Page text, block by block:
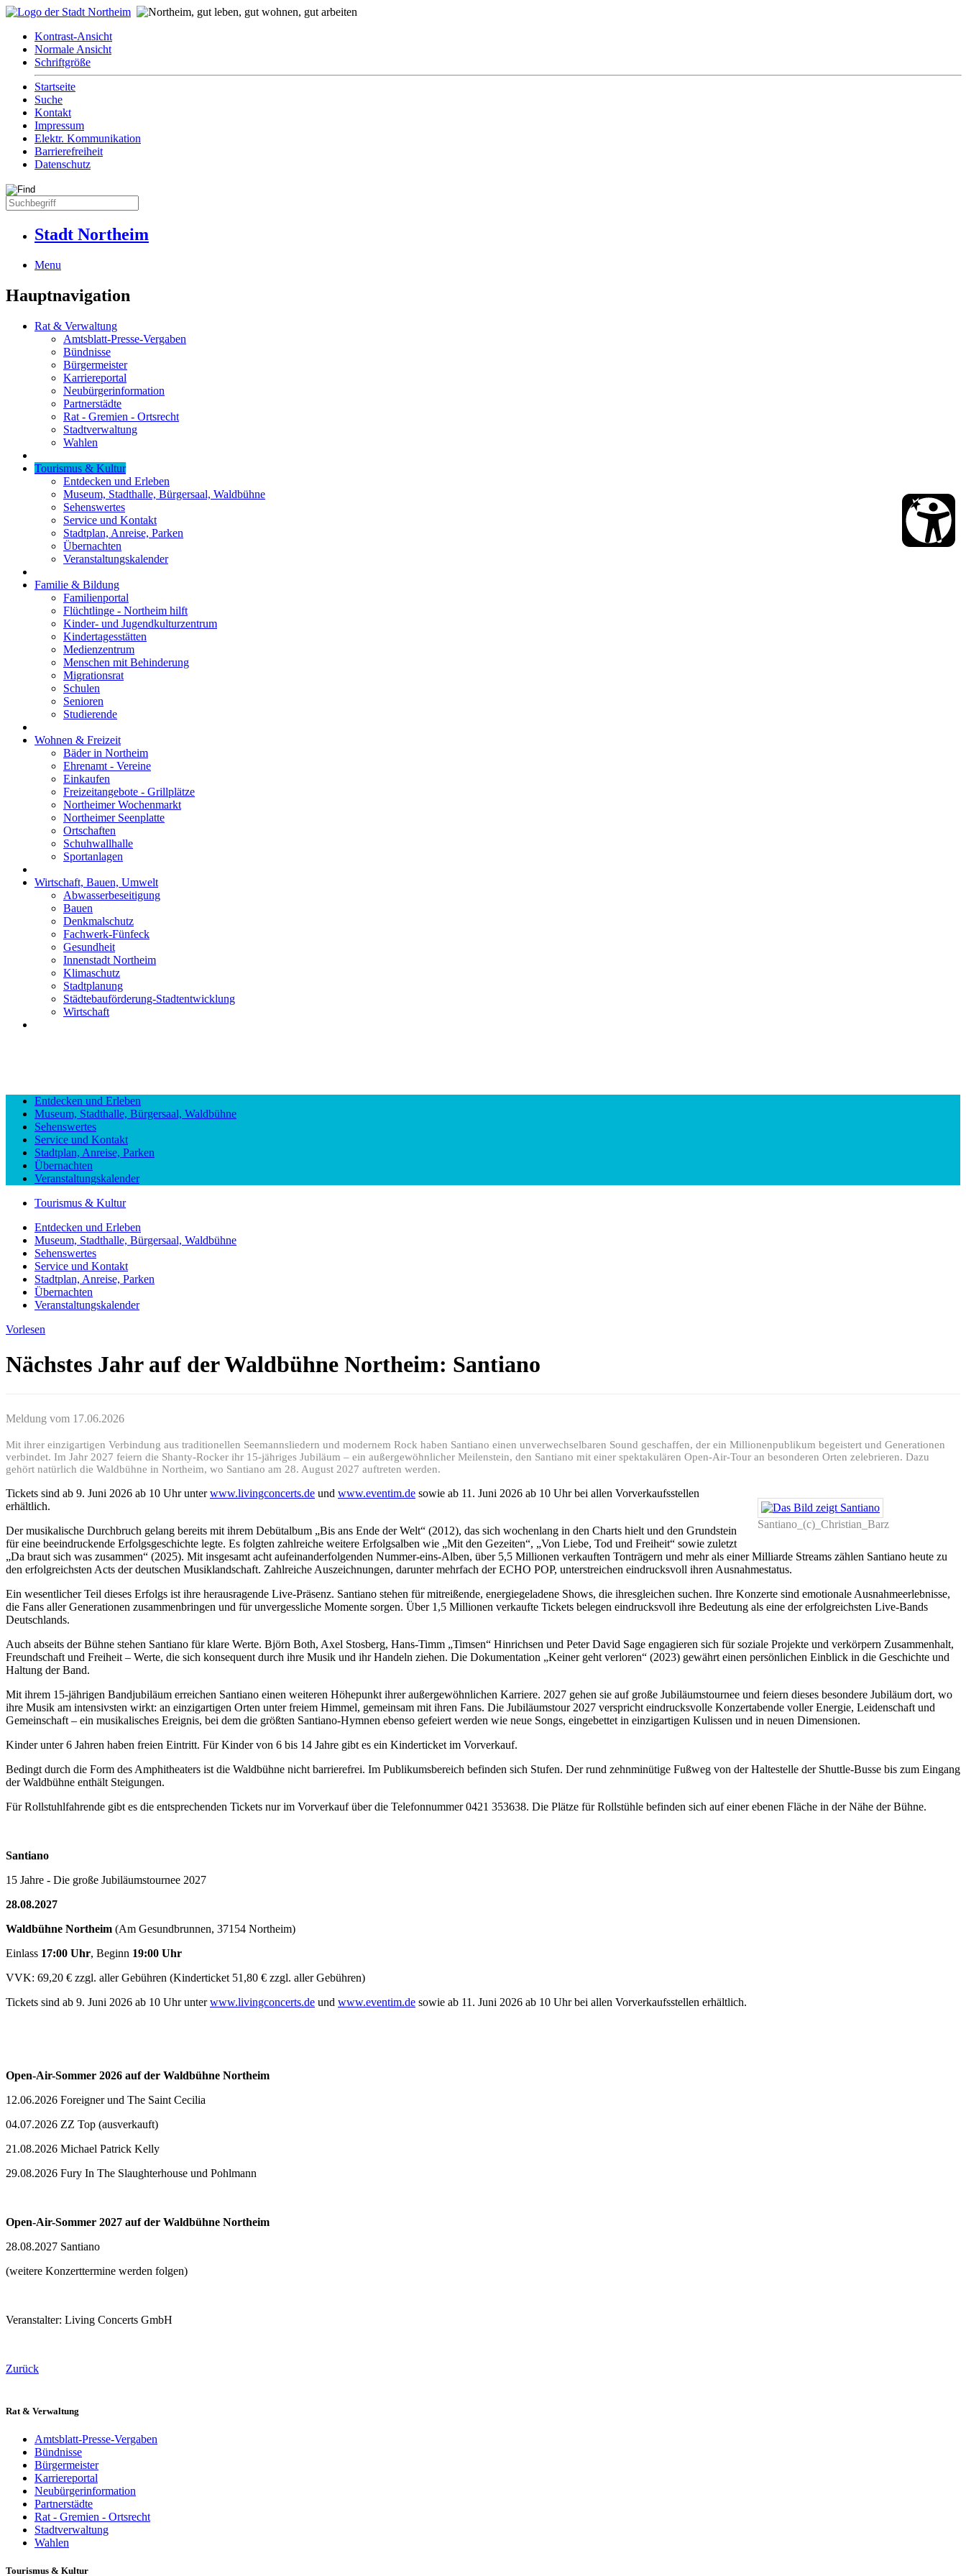
Kontrast-Ansicht
Normale Ansicht
Schriftgröße
Startseite
Suche
Kontakt
Impressum
Elektr. Kommunikation
Barrierefreiheit
Datenschutz
Stadt Northeim
Menu
Hauptnavigation
Rat & Verwaltung
Amtsblatt-Presse-Vergaben
Bündnisse
Bürgermeister
Karriereportal
Neubürgerinformation
Partnerstädte
Rat - Gremien - Ortsrecht
Stadtverwaltung
Wahlen
Tourismus & Kultur
Entdecken und Erleben
Museum, Stadthalle, Bürgersaal, Waldbühne
Sehenswertes
Service und Kontakt
Stadtplan, Anreise, Parken
Übernachten
Veranstaltungskalender
Familie & Bildung
Familienportal
Flüchtlinge - Northeim hilft
Kinder- und Jugendkulturzentrum
Kindertagesstätten
Medienzentrum
Menschen mit Behinderung
Migrationsrat
Schulen
Senioren
Studierende
Wohnen & Freizeit
Bäder in Northeim
Ehrenamt - Vereine
Einkaufen
Freizeitangebote - Grillplätze
Northeimer Wochenmarkt
Northeimer Seenplatte
Ortschaften
Schuhwallhalle
Sportanlagen
Wirtschaft, Bauen, Umwelt
Abwasserbeseitigung
Bauen
Denkmalschutz
Fachwerk-Fünfeck
Gesundheit
Innenstadt Northeim
Klimaschutz
Stadtplanung
Städtebauförderung-Stadtentwicklung
Wirtschaft
Entdecken und Erleben
Museum, Stadthalle, Bürgersaal, Waldbühne
Sehenswertes
Service und Kontakt
Stadtplan, Anreise, Parken
Übernachten
Veranstaltungskalender
Tourismus & Kultur
Entdecken und Erleben
Museum, Stadthalle, Bürgersaal, Waldbühne
Sehenswertes
Service und Kontakt
Stadtplan, Anreise, Parken
Übernachten
Veranstaltungskalender
Vorlesen
Nächstes Jahr auf der Waldbühne Northeim: Santiano
Meldung vom 17.06.2026
Mit ihrer einzigartigen Verbindung aus traditionellen Seemannsliedern und modernem Rock haben Santiano einen unverwechselbaren Sound geschaffen, der ein Millionenpublikum begeistert und Generationen
verbindet. Im Jahr 2027 feiern die Shanty-Rocker ihr 15-jähriges Jubiläum – ein außergewöhnlicher Meilenstein, den Santiano mit einer spektakulären Open-Air-Tour an besonderen Orten zelebrieren. Dazu
gehört natürlich die Waldbühne in Northeim, wo Santiano am 28. August 2027 auftreten werden.
Santiano_(c)_Christian_Barz
Tickets sind ab 9. Juni 2026 ab 10 Uhr unterwww.livingconcerts.de und www.eventim.de sowie ab 11. Juni 2026 ab 10 Uhr bei allen Vorverkaufsstellen
erhältlich.
Der musikalische Durchbruch gelang bereits mit ihrem Debütalbum „Bis ans Ende der Welt“ (2012), das sich wochenlang in den Charts hielt und den Grundstein
für eine beeindruckende Erfolgsgeschichte legte. Es folgten zahlreiche weitere Erfolgsalben wie „Mit den Gezeiten“, „Von Liebe, Tod und Freiheit“ sowie zuletzt
„Da braut sich was zusammen“ (2025). Mit insgesamt acht aufeinanderfolgenden Nummer-eins-Alben, über 5,5 Millionen verkauften Tonträgern und mehr als einer Milliarde Streams zählen Santiano heute zu
den erfolgreichsten Acts der deutschen Musiklandschaft. Zahlreiche Auszeichnungen, darunter mehrfach der ECHO POP, unterstreichen eindrucksvoll ihren Ausnahmestatus.
Ein wesentlicher Teil dieses Erfolgs ist ihre herausragende Live-Präsenz. Santiano stehen für mitreißende, energiegeladene Shows, die ihresgleichen suchen. Ihre Konzerte sind emotionale Ausnahmeerlebnisse,
die Fans aller Generationen zusammenbringen und für unvergessliche Momente sorgen. Über 1,5 Millionen verkaufte Tickets belegen eindrucksvoll ihre Bedeutung als eine der erfolgreichsten Live-Bands
Deutschlands.
Auch abseits der Bühne stehen Santiano für klare Werte. Björn Both, Axel Stosberg, Hans-Timm „Timsen“ Hinrichsen und Peter David Sage engagieren sich für soziale Projekte und verkörpern Zusammenhalt,
Freundschaft und Freiheit – Werte, die sich konsequent durch ihre Musik und ihr Handeln ziehen. Die Dokumentation „Keiner geht verloren“ (2023) gewährt einen persönlichen Einblick in die Geschichte und
Haltung der Band.
Mit ihrem 15-jährigen Bandjubiläum erreichen Santiano einen weiteren Höhepunkt ihrer außergewöhnlichen Karriere. 2027 gehen sie auf große Jubiläumstournee und feiern dieses besondere Jubiläum dort, wo
ihre Musik am intensivsten wirkt: an einzigartigen Orten unter freiem Himmel, gemeinsam mit ihren Fans. Die Jubiläumstour 2027 verspricht eindrucksvolle Konzertabende voller Energie, Leidenschaft und
Gemeinschaft – ein musikalisches Ereignis, bei dem die größten Santiano-Hymnen ebenso gefeiert werden wie neue Songs, eingebettet in einzigartigen Kulissen und in neuen Dimensionen.
Kinder unter 6 Jahren haben freien Eintritt. Für Kinder von 6 bis 14 Jahre gibt es ein Kinderticket im Vorverkauf.
Bedingt durch die Form des Amphitheaters ist die Waldbühne nicht barrierefrei. Im Publikumsbereich befinden sich Stufen. Der rund zehnminütige Fußweg von der Haltestelle der Shuttle-Busse bis zum Eingang
der Waldbühne enthält Steigungen.
Für Rollstuhlfahrende gibt es die entsprechenden Tickets nur im Vorverkauf über die Telefonnummer 0421 353638. Die Plätze für Rollstühle befinden sich auf einer ebenen Fläche in der Nähe der Bühne.
Santiano
15 Jahre - Die große Jubiläumstournee 2027
28.08.2027
Waldbühne Northeim (Am Gesundbrunnen, 37154 Northeim)
Einlass 17:00 Uhr, Beginn 19:00 Uhr
VVK: 69,20 € zzgl. aller Gebühren (Kinderticket 51,80 € zzgl. aller Gebühren)
Tickets sind ab 9. Juni 2026 ab 10 Uhr unterwww.livingconcerts.de und www.eventim.de sowie ab 11. Juni 2026 ab 10 Uhr bei allen Vorverkaufsstellen erhältlich.
Open-Air-Sommer 2026 auf der Waldbühne Northeim
12.06.2026 Foreigner und The Saint Cecilia
04.07.2026 ZZ Top (ausverkauft)
21.08.2026 Michael Patrick Kelly
29.08.2026 Fury In The Slaughterhouse und Pohlmann
Open-Air-Sommer 2027 auf der Waldbühne Northeim
28.08.2027 Santiano
(weitere Konzerttermine werden folgen)
Veranstalter: Living Concerts GmbH
Zurück
Rat & Verwaltung
Amtsblatt-Presse-Vergaben
Bündnisse
Bürgermeister
Karriereportal
Neubürgerinformation
Partnerstädte
Rat - Gremien - Ortsrecht
Stadtverwaltung
Wahlen
Tourismus & Kultur